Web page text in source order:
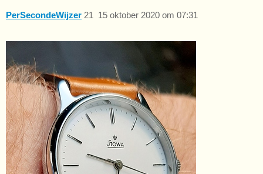
PerSecondeWijzer 15 oktober 2020 om 07:31
21